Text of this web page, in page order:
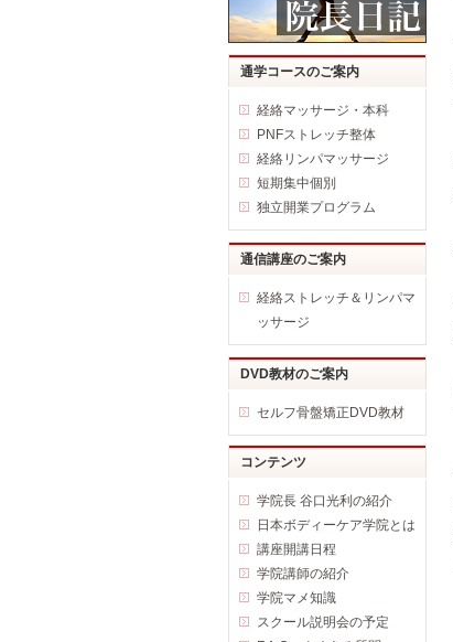
通学コースのご案内
経絡マッサージ・本科
PNFストレッチ整体
経絡リンパマッサージ
短期集中個別
独立開業プログラム
通信講座のご案内
経絡ストレッチ＆リンパマ
ッサージ
DVD教材のご案内
セルフ骨盤矯正DVD教材
コンテンツ
学院長 谷口光利の紹介
日本ボディーケア学院とは
講座開講日程
学院講師の紹介
学院マメ知識
スクール説明会の予定